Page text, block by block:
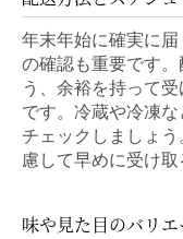
年末年始に確実に
の確認も重要です
う、余裕を持って
です。冷蔵や冷凍
チェックしましょ
慮して早めに受け取
味や見た目のバリ